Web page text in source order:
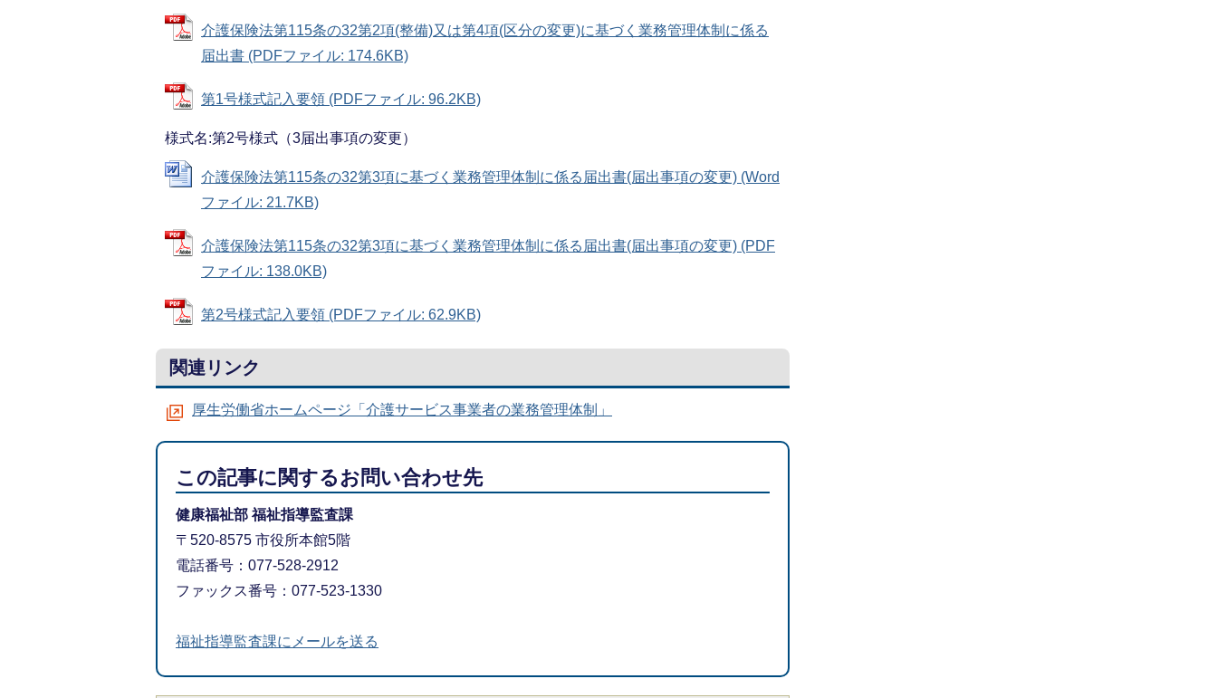
介護保険法第115条の32第2項(整備)又は第4項(区分の変更)に基づく業務管理体制に係る
届出書 (PDFファイル: 174.6KB)
第1号様式記入要領 (PDFファイル: 96.2KB)
様式名:第2号様式（3届出事項の変更）
介護保険法第115条の32第3項に基づく業務管理体制に係る届出書(届出事項の変更) (Word
ファイル: 21.7KB)
介護保険法第115条の32第3項に基づく業務管理体制に係る届出書(届出事項の変更) (PDF
ファイル: 138.0KB)
第2号様式記入要領 (PDFファイル: 62.9KB)
関連リンク
厚生労働省ホームページ「介護サービス事業者の業務管理体制」
この記事に関するお問い合わせ先
健康福祉部 福祉指導監査課
〒520-8575 市役所本館5階
電話番号：077-528-2912
ファックス番号：077-523-1330
福祉指導監査課にメールを送る